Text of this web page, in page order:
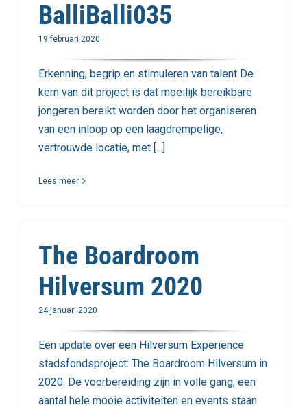
BalliBalli035
19 februari 2020
Erkenning, begrip en stimuleren van talent De
kern van dit project is dat moeilijk bereikbare
jongeren bereikt worden door het organiseren
van een inloop op een laagdrempelige,
vertrouwde locatie, met [...]
Lees meer
The Boardroom
Hilversum 2020
24 januari 2020
Een update over een Hilversum Experience
stadsfondsproject: The Boardroom Hilversum in
2020. De voorbereiding zijn in volle gang, een
aantal hele mooie activiteiten en events staan